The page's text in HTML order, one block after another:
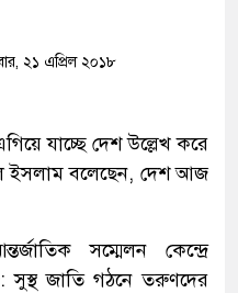
২১ এপ্রিল ২০১৮
যাচ্ছে দেশ উল্লেখ করে
ইসলাম বলেছেন, দেশ আজ
সম্মেলন কেন্দ্রে
সুস্থ জাতি গঠনে তরুণদের